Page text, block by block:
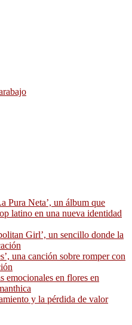
Pura Neta’, un álbum que
latino en una nueva identidad
Girl’, un sencillo donde la
una canción sobre romper con
emocionales en flores en
y la pérdida de valor